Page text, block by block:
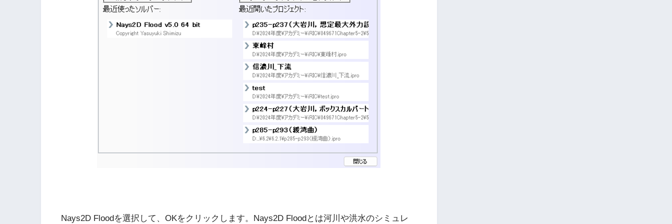
Nays2D Floodを選択して、OKをクリックします。Nays2D Floodとは河川や洪水のシミュレ